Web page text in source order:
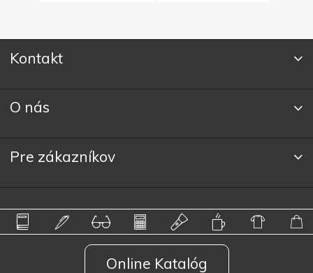
Kontakt
O nás
Pre zákazníkov
Online Katalóg